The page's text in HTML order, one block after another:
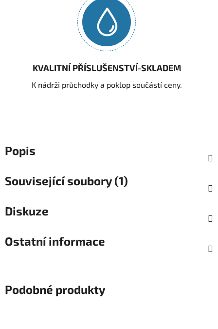
KVALITNÍ PŘÍSLUŠENSTVÍ-SKLADEM
K nádrži průchodky a poklop součástí ceny.
Popis
Související soubory (1)
Diskuze
Ostatní informace
Podobné produkty